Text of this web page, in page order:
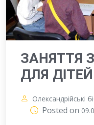
ЗАНЯТТЯ
ДЛЯ ДІТЕЙ
Олександрійські
Posted on